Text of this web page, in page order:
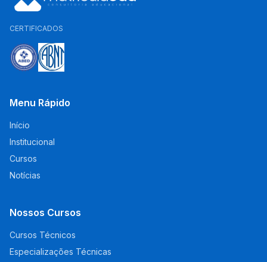
CERTIFICADOS
Menu Rápido
Início
Institucional
Cursos
Notícias
Nossos Cursos
Cursos Técnicos
Especializações Técnicas